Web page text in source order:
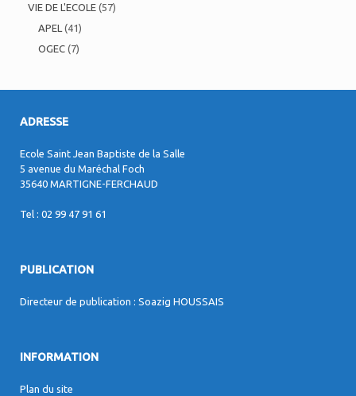
VIE DE L'ECOLE (57)
APEL (41)
OGEC (7)
ADRESSE
Ecole Saint Jean Baptiste de la Salle
5 avenue du Maréchal Foch
35640 MARTIGNE-FERCHAUD
Tel : 02 99 47 91 61
PUBLICATION
Directeur de publication : Soazig HOUSSAIS
INFORMATION
Plan du site